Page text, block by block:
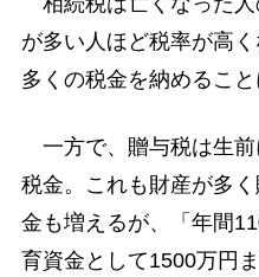
が多い人ほど税率が高
多くの税金を納めること
一方で、贈与税は生前
税金。これも財産が多
金も増えるが、「年間
育資金として1500万円